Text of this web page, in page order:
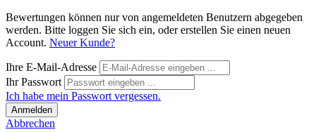
Bewertungen können nur von angemeldeten Benutzern abgegeben
werden. Bitte loggen Sie sich ein, oder erstellen Sie einen neuen
Account. Neuer Kunde?
Ihre E-Mail-Adresse
Ihr Passwort
Ich habe mein Passwort vergessen.
Anmelden
Abbrechen